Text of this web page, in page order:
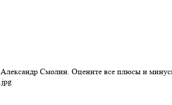
Александр Смолин. Оцените все плюсы и